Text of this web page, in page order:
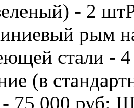
- 2
рым
стали -
(в
75 000 руб: